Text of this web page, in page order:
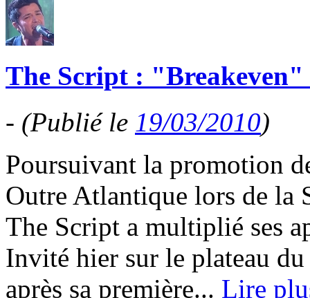
The Script : "Breakeven"
- (Publié le 19/03/2010)
Poursuivant la promotion
Outre Atlantique lors de la
The Script a multiplié ses
Invité hier sur le plateau
après sa première... Lire